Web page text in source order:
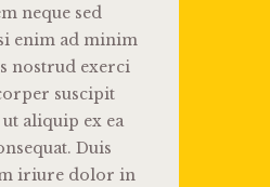
neque sed
enim ad minim
nostrud exerci
suscipit
aliquip ex ea
Duis
iriure dolor in